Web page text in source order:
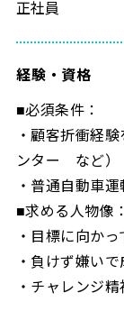
正社員
経験・資格
■必須条件：
・顧客折衝経
ンター など）
・普通自動車
■求める人物像：
・目標に向か
・負けず嫌い
・チャレンジ